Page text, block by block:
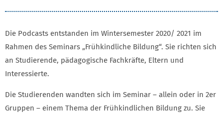
Die Podcasts entstanden im Wintersemester 2020/ 2021 im
Rahmen des Seminars „Frühkindliche Bildung“. Sie richten sich
an Studierende, pädagogische Fachkräfte, Eltern und
Interessierte.
Die Studierenden wandten sich im Seminar – allein oder in 2er
Gruppen – einem Thema der Frühkindlichen Bildung zu. Sie